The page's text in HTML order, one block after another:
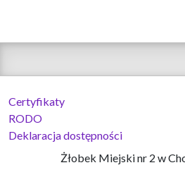
Certyfikaty
RODO
Deklaracja dostępności
Żłobek Miejski nr 2 w